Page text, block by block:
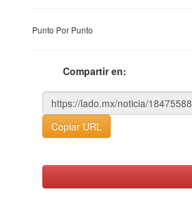
Punto Por Punto
Compartir en:
Copiar URL